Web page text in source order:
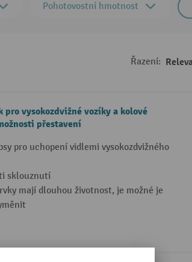
Pohotovostní hmotnost
Řazení:
pro vysokozdvižné vozíky a kolové
přestavení
pro uchopení vidlemi vysokozdvižného
sklouznutí
mají dlouhou životnost, je možné je